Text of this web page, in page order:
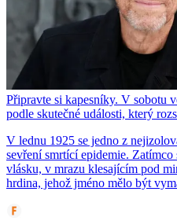
Připravte si kapesníky. V sobotu
podle skutečné události, který
V lednu 1925 se jedno z
sevření smrtící epidemie.
vlásku, v mrazu klesajícím pod
hrdina, jehož jméno mělo být